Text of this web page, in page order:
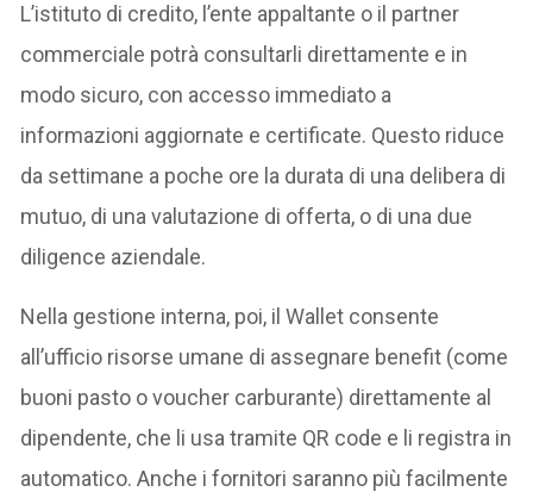
L’istituto di credito, l’ente appaltante o il partner
commerciale potrà consultarli direttamente e in
modo sicuro, con accesso immediato a
informazioni aggiornate e certificate. Questo riduce
da settimane a poche ore la durata di una delibera di
mutuo, di una valutazione di offerta, o di una due
diligence aziendale.
Nella gestione interna, poi, il Wallet consente
all’ufficio risorse umane di assegnare benefit (come
buoni pasto o voucher carburante) direttamente al
dipendente, che li usa tramite QR code e li registra in
automatico. Anche i fornitori saranno più facilmente